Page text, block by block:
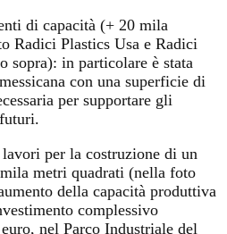
di capacità (+ 20 mila
Radici Plastics Usa e Radici
sopra): in particolare è stata
con una superficie di
per supportare gli
per la costruzione di un
metri quadrati (nella foto
della capacità produttiva
complessivo
nel Parco Industriale del